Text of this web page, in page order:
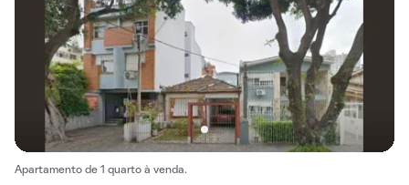
Apartamento de 1 quarto à venda.